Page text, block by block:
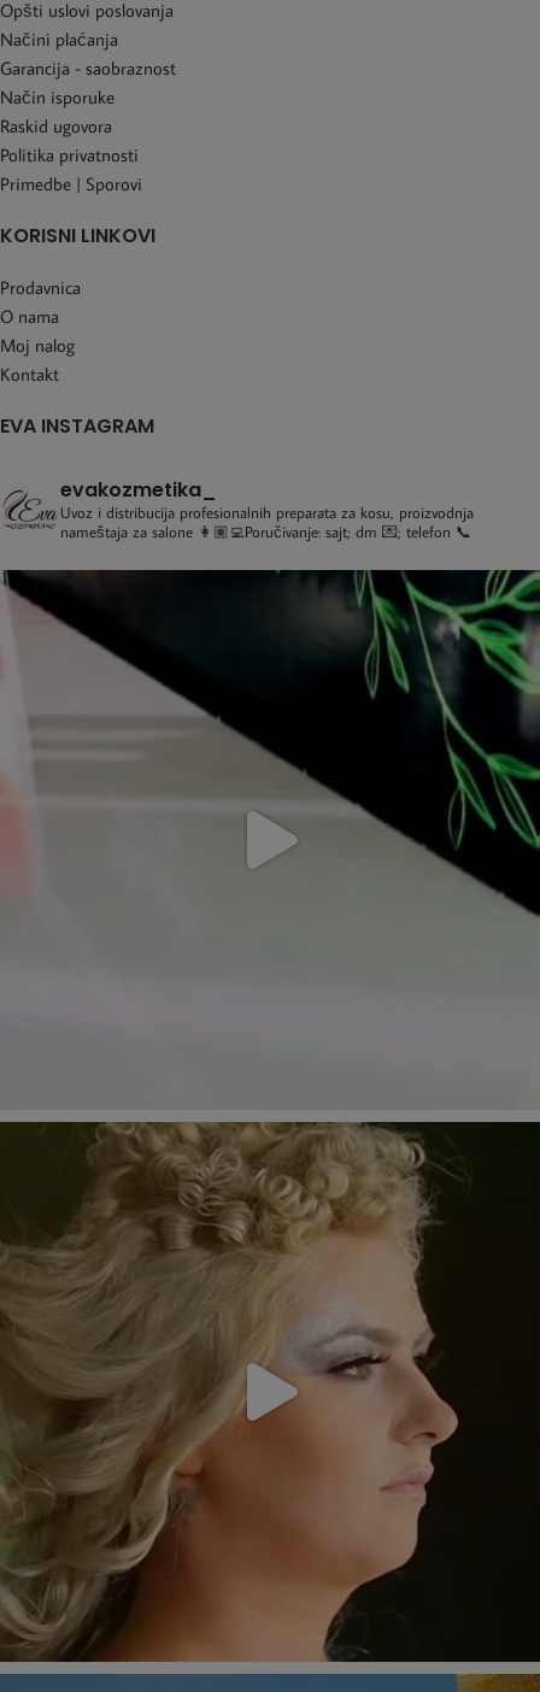
Opšti uslovi poslovanja
Načini plaćanja
Garancija - saobraznost
Način isporuke
Raskid ugovora
Politika privatnosti
Primedbe | Sporovi
KORISNI LINKOVI
Prodavnica
O nama
Moj nalog
Kontakt
EVA INSTAGRAM
evakozmetika_
Uvoz i distribucija profesionalnih preparata za kosu, proizvodnja
nameštaja za salone 👩🏽‍💻Poručivanje: sajt; dm 💌; telefon 📞